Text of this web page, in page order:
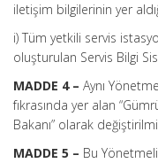
iletişim bilgilerinin yer
i) Tüm yetkili servis
oluşturulan Servis Bilgi
MADDE 4 – Aynı
fıkrasında yer alan
Bakanı” olarak
MADDE 5 – Bu